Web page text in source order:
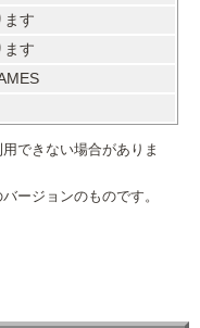
ます
ます
できない場合がありま
ージョンのものです。